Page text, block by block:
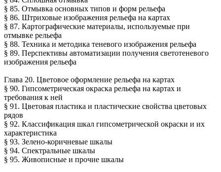
§ 85. Отмывка основных типов и форм рельефа
§ 86. Штриховые изображения рельефа на картах
§ 87. Картографические материалы, используемые при
отмывке рельефа
§ 88. Техника и методика теневого изображения рельефа
§ 89. Перспективы автоматизации получения светотеневого
изображения рельефа
Глава 20. Цветовое оформление рельефа на картах
§ 90. Гипсометрическая окраска рельефа на картах и
требования к ней
§ 91. Цветовая пластика и пластические свойства цветовых
рядов
§ 92. Классификация шкал гипсометрической окраски и их
характеристика
§ 93. Зелено-коричневые шкалы
§ 94. Спектральные шкалы
§ 95. Живописные и прочие шкалы